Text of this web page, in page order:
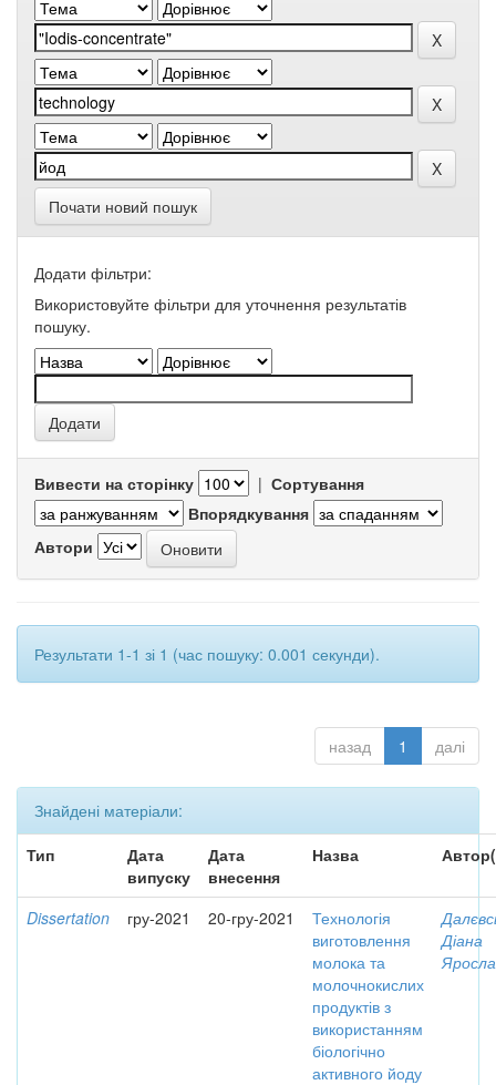
Почати новий пошук
Додати фільтри:
Використовуйте фільтри для уточнення результатів
пошуку.
Вивести на сторінку | Сортування
Впорядкування
Автори
Результати 1-1 зі 1 (час пошуку: 0.001 секунди).
назад 1 далі
Знайдені матеріали:
Тип
Дата
випуску
Дата
внесення
Назва
Dissertation гру-2021 20-гру-2021
Технологія
виготовлення
молока та
молочнокислих
продуктів з
використанням
біологічно
активного йоду
Діана